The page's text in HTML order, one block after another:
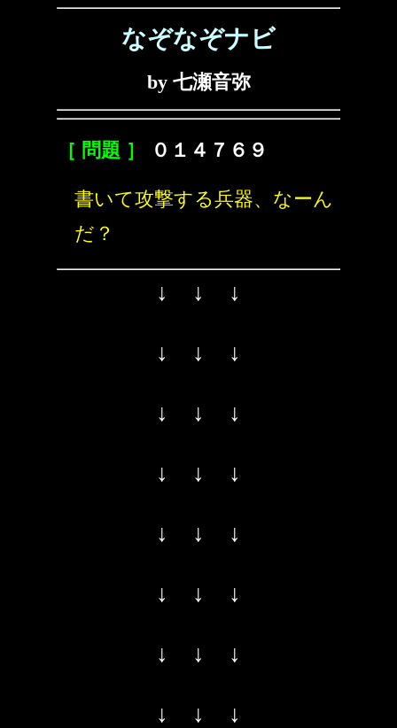
なぞなぞナビ
by 七瀬音弥
［ 問題 ］ ０１４７６９
書いて攻撃する兵器、なーん
だ？
↓ ↓ ↓
↓ ↓ ↓
↓ ↓ ↓
↓ ↓ ↓
↓ ↓ ↓
↓ ↓ ↓
↓ ↓ ↓
↓ ↓ ↓